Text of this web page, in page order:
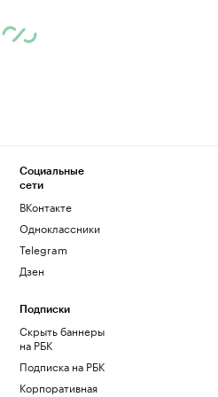
Социальные
сети
ВКонтакте
Одноклассники
Telegram
Дзен
Подписки
Скрыть баннеры
на РБК
Подписка на РБК
Корпоративная